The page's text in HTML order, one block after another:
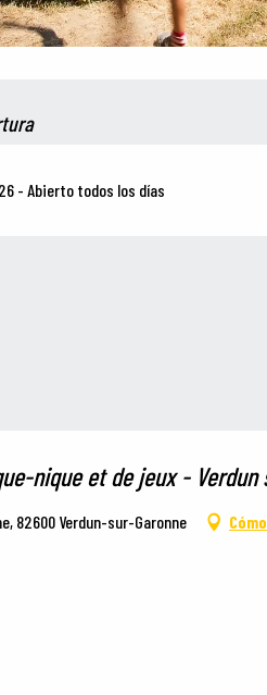
- Abierto todos los días
nique et de jeux - Verdun
82600 Verdun-sur-Garonne